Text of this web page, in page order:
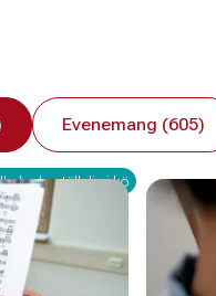
Evenemang (605)
- ställ dig i kö